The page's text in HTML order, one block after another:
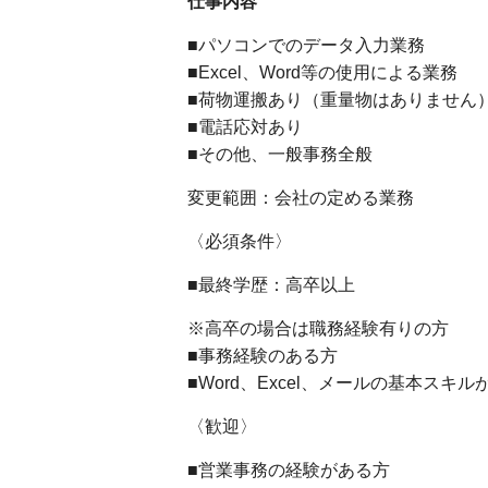
■パソコンでのデータ入力業務
■Excel、Word等の使用による業務
■荷物運搬あり（重量物はありません）
■電話応対あり
■その他、一般事務全般
変更範囲：会社の定める業務
〈必須条件〉
■最終学歴：高卒以上
※高卒の場合は職務経験有りの方
■事務経験のある方
■Word、Excel、メールの基本スキル
〈歓迎〉
■営業事務の経験がある方